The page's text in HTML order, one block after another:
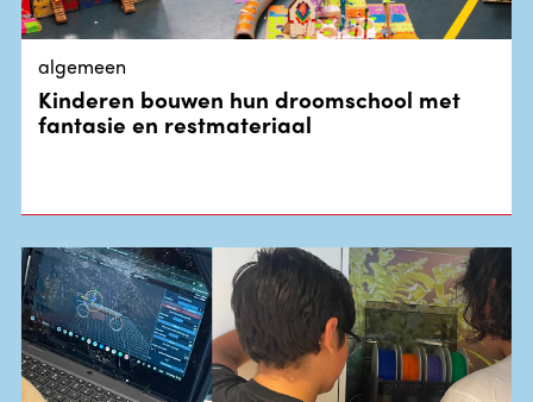
algemeen
Kinderen bouwen hun droomschool met
fantasie en restmateriaal